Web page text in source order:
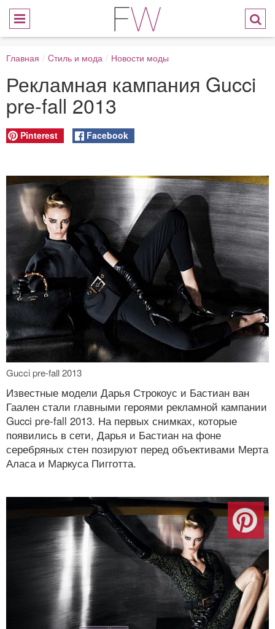
Главная / Cтиль и мода / Новости моды
Рекламная кампания Gucci
pre-fall 2013
Pinterest Facebook
Gucci pre-fall 2013
Известные модели Дарья Строкоус и Бастиан ван
Гаален стали главными героями рекламной кампании
Gucci pre-fall 2013. На первых снимках, которые
появились в сети, Дарья и Бастиан на фоне
серебряных стен позируют перед объективами Мерта
Аласа и Маркуса Пигготта.